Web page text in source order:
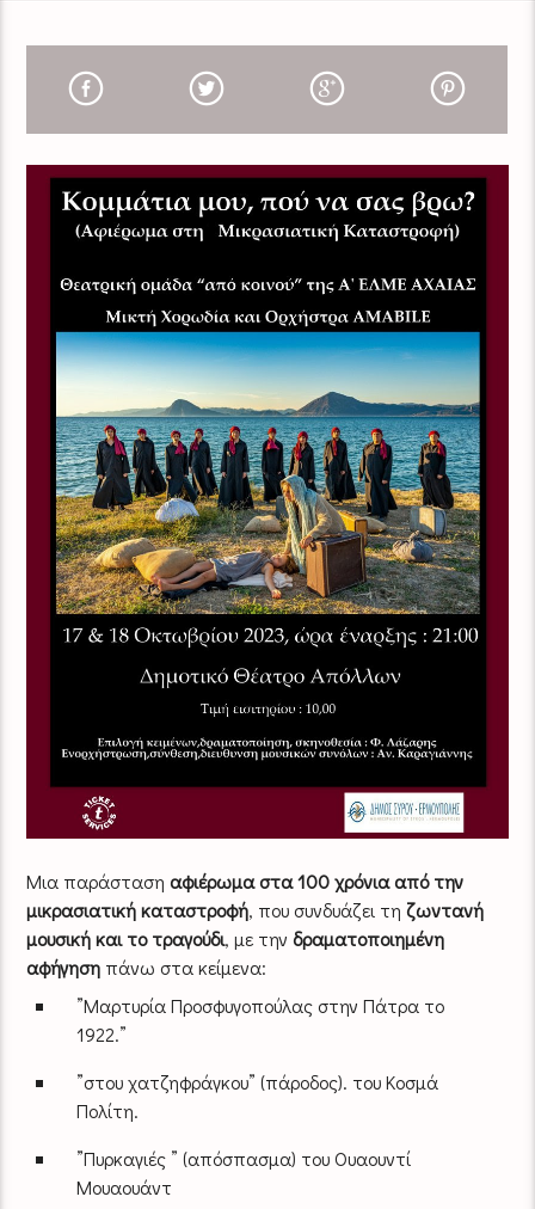
Μια παράσταση αφιέρωμα στα 100 χρόνια από την
μικρασιατική καταστροφή, που συνδυάζει τηζωντανή
μουσική και το τραγούδι, με την δραματοποιημένη
αφήγηση πάνω στα κείμενα:
”Μαρτυρία Προσφυγοπούλας στην Πάτρα το
1922.”
”στου χατζηφράγκου” (πάροδος). του Κοσμά
Πολίτη.
”Πυρκαγιές ” (απόσπασμα) του Ουαουντί
Μουαουάντ